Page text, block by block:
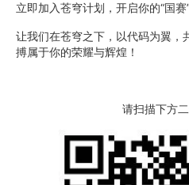
立即加入苍穹计划，开启你的“国赛
让我们在苍穹之下，以代码为翼，
搏属于你的荣耀与辉煌！
请扫描下方